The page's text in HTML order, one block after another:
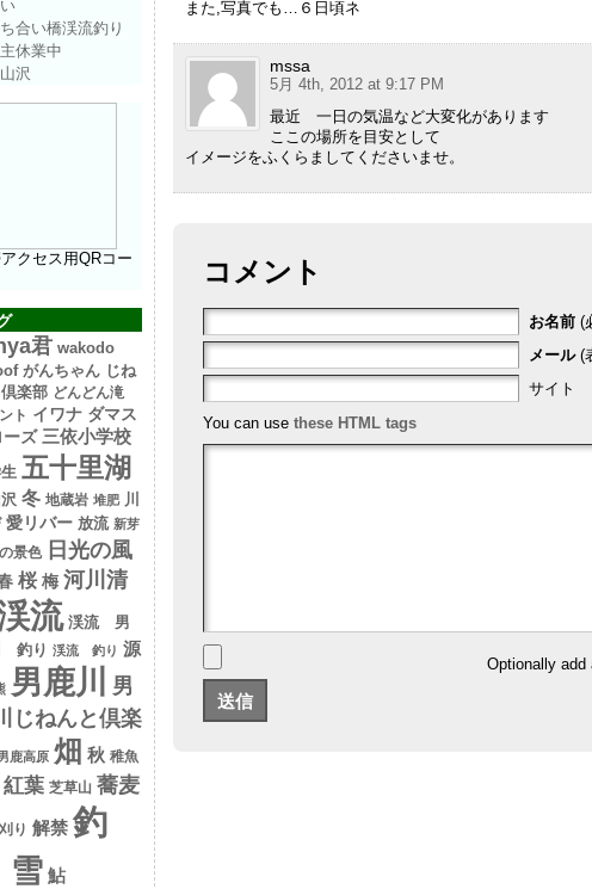
合い橋渓流釣り
休業中
沢
クセス用QRコー
君 wakodo
がんちゃん じね
楽部 どんどん滝
ト イワナ ダマス
ーズ 三依小学校
五十里湖
冬 地蔵岩 堆肥 川
愛リバー 放流 新芽
景色
日光の風
桜 梅 河川清
流 渓流 男
釣り 渓流 釣り 源
男鹿川
男
じねんと倶楽
鹿高原 畑 秋 稚魚
紅葉 芝草山 蕎麦
り 解禁 釣
雪 鮎
また,写真でも…６日頃ネ
mssa
5月 4th, 2012 at 9:17 PM
最近 一日の気温など大変化があります
ここの場所を目安として
イメージをふくらましてくださいませ。
コメント
お名前 (
メール(
サイト
You can use these HTML tags
Optionally add